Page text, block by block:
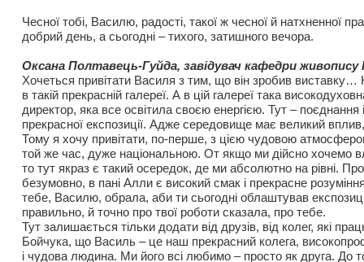
Чесної тобі, Василю, радості, такої ж чесної й натхненної
добрий день, а сьогодні – тихого, затишного вечора.
Оксана Полтавець-Гуйда, завідувач кафедри
Хочеться привітати Василя з тим, що він зробив виставку…
в такій прекрасній галереї. А в цій галереї така
директор, яка все освітила своєю енергією. Тут – поєднання
прекрасної експозиції. Адже середовище має великий вплив,
Тому я хочу привітати, по-перше, з цією чудовою
той же час, дуже національною. От якщо ми дійсно хочемо
то тут якраз є такий осередок, де ми абсолютно на рівні.
безумовно, в пані Алли є високий смак і прекрасне
тебе, Василю, обрала, аби ти сьогодні облаштував
правильно, й точно про твої роботи сказала, про тебе.
Тут залишається тільки додати від друзів, від колег, які
Бойчука, що Василь – це наш прекрасний колега,
і чудова людина. Ми його всі любимо – просто як друга. До